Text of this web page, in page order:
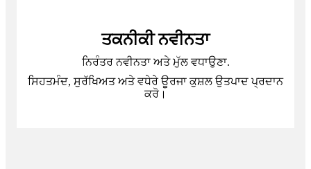
ਤਕਨੀਕੀ ਨਵੀਨਤਾ
ਨਿਰੰਤਰ ਨਵੀਨਤਾ ਅਤੇ ਮੁੱਲ ਵਧਾਉਣਾ.
ਸਿਹਤਮੰਦ, ਸੁਰੱਖਿਅਤ ਅਤੇ ਵਧੇਰੇ ਊਰਜਾ ਕੁਸ਼ਲ ਉਤਪਾਦ ਪ੍ਰਦਾਨ
ਕਰੋ।